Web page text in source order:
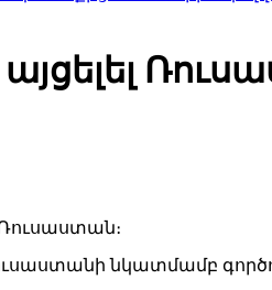
Ռուսաստանի նկատմամբ